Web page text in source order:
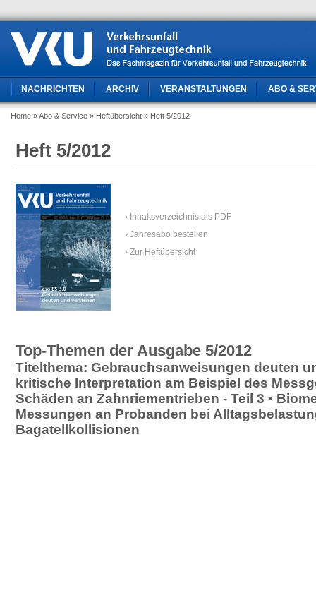
NACHRICHTEN ARCHIV VERANSTALTUNGEN ABO &
Home » Abo & Service » Heftübersicht » Heft 5/2012
Heft 5/2012
› Inhaltsverzeichnis als PDF
› Jahresabo bestellen
› Zur Heftübersicht
Top-Themen der Ausgabe 5/2012
Titelthema: Gebrauchsanweisungen deuten
kritische Interpretation am Beispiel des
Schäden an Zahnriementrieben - Teil 3 •
Messungen an Probanden bei
Bagatellkollisionen